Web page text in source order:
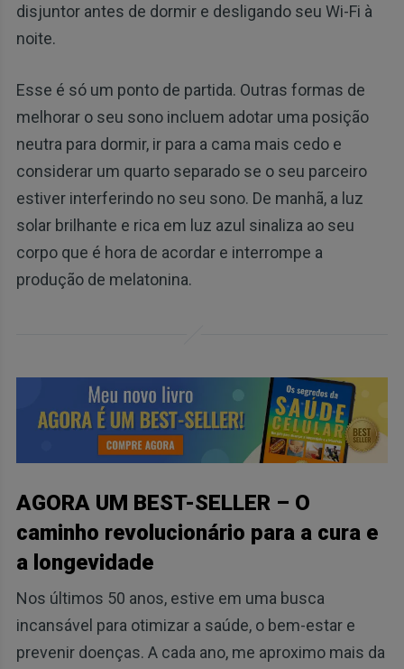
disjuntor antes de dormir e desligando seu Wi-Fi à
noite.
Esse é só um ponto de partida. Outras formas de
melhorar o seu sono incluem adotar uma posição
neutra para dormir, ir para a cama mais cedo e
considerar um quarto separado se o seu parceiro
estiver interferindo no seu sono. De manhã, a luz
solar brilhante e rica em luz azul sinaliza ao seu
corpo que é hora de acordar e interrompe a
produção de melatonina.
AGORA UM BEST-SELLER – O
caminho revolucionário para a cura e
a longevidade
Nos últimos 50 anos, estive em uma busca
incansável para otimizar a saúde, o bem-estar e
prevenir doenças. A cada ano, me aproximo mais da